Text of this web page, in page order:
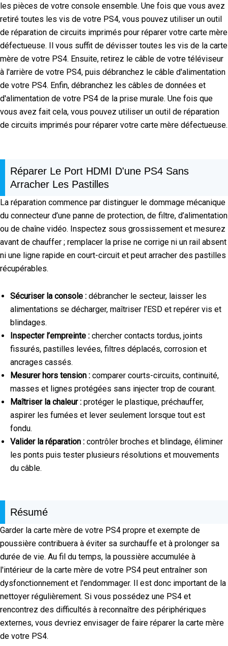
les pièces de votre console ensemble. Une fois que vous avez
retiré toutes les vis de votre PS4, vous pouvez utiliser un outil
de réparation de circuits imprimés pour réparer votre carte mère
défectueuse. Il vous suffit de dévisser toutes les vis de la carte
mère de votre PS4. Ensuite, retirez le câble de votre téléviseur
à l'arrière de votre PS4, puis débranchez le câble d'alimentation
de votre PS4. Enfin, débranchez les câbles de données et
d'alimentation de votre PS4 de la prise murale. Une fois que
vous avez fait cela, vous pouvez utiliser un outil de réparation
de circuits imprimés pour réparer votre carte mère défectueuse.
Réparer Le Port HDMI D'une PS4 Sans
Arracher Les Pastilles
La réparation commence par distinguer le dommage mécanique
du connecteur d’une panne de protection, de filtre, d’alimentation
ou de chaîne vidéo. Inspectez sous grossissement et mesurez
avant de chauffer ; remplacer la prise ne corrige ni un rail absent
ni une ligne rapide en court-circuit et peut arracher des pastilles
récupérables.
Sécuriser la console : débrancher le secteur, laisser les
alimentations se décharger, maîtriser l’ESD et repérer vis et
blindages.
Inspecter l’empreinte : chercher contacts tordus, joints
fissurés, pastilles levées, filtres déplacés, corrosion et
ancrages cassés.
Mesurer hors tension : comparer courts-circuits, continuité,
masses et lignes protégées sans injecter trop de courant.
Maîtriser la chaleur : protéger le plastique, préchauffer,
aspirer les fumées et lever seulement lorsque tout est
fondu.
Valider la réparation : contrôler broches et blindage, éliminer
les ponts puis tester plusieurs résolutions et mouvements
du câble.
Résumé
Garder la carte mère de votre PS4 propre et exempte de
poussière contribuera à éviter sa surchauffe et à prolonger sa
durée de vie. Au fil du temps, la poussière accumulée à
l'intérieur de la carte mère de votre PS4 peut entraîner son
dysfonctionnement et l'endommager. Il est donc important de la
nettoyer régulièrement. Si vous possédez une PS4 et
rencontrez des difficultés à reconnaître des périphériques
externes, vous devriez envisager de faire réparer la carte mère
de votre PS4.